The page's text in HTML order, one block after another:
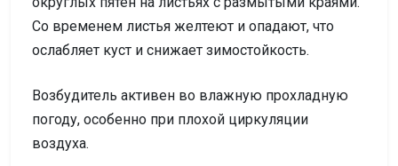
Со временем листья желтеют и опадают, что
ослабляет куст и снижает зимостойкость.
Возбудитель активен во влажную прохладную
погоду, особенно при плохой циркуляции
воздуха.